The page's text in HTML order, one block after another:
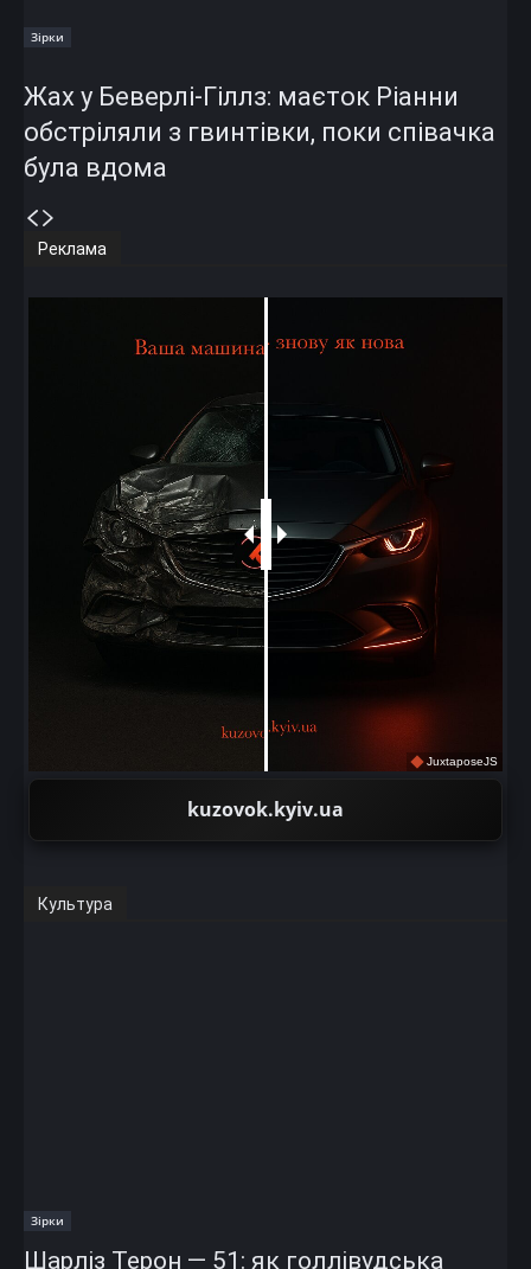
Зірки
Жах у Беверлі-Гіллз: маєток Ріанни
обстріляли з гвинтівки, поки співачка
була вдома
Реклама
JuxtaposeJS
kuzovok.kyiv.ua
Культура
Зірки
Шарліз Терон — 51: як голлівудська